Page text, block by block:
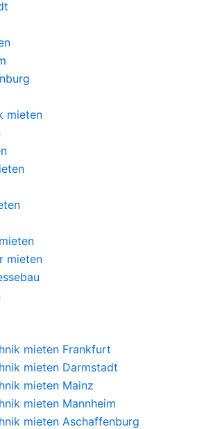
mieten
mieten
mieten Frankfurt
mieten Darmstadt
mieten Mainz
mieten Mannheim
mieten Aschaffenburg